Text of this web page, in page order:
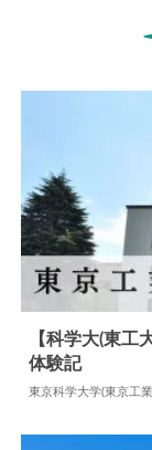
大学合格体験記
【科学大(東工
体験記
東京科学大学(東京工